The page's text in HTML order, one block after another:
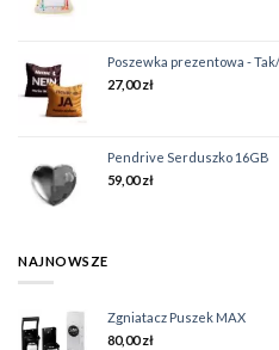
Poszewka prezentowa -
27,00zł
Pendrive Serduszko 16GB
59,00zł
NAJNOWSZE
Zgniatacz Puszek MAX
80,00zł